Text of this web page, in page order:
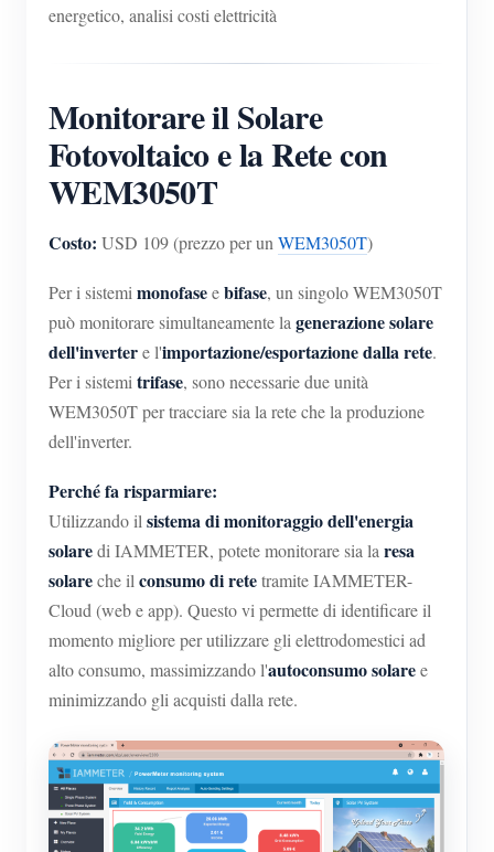
energetico, analisi costi elettricità
Monitorare il Solare
Fotovoltaico e la Rete con
WEM3050T
Costo: USD 109 (prezzo per unWEM3050T)
Per i sistemimonofaseebifase, un singolo WEM3050T
può monitorare simultaneamente lagenerazione solare
dell'invertere l'importazione/esportazione dalla rete.
Per i sistemitrifase, sono necessarie due unità
WEM3050T per tracciare sia la rete che la produzione
dell'inverter.
Perché fa risparmiare:
Utilizzando ilsistema di monitoraggio dell'energia
solaredi IAMMETER, potete monitorare sia laresa
solareche ilconsumo di retetramite IAMMETER-
Cloud (web e app). Questo vi permette di identificare il
momento migliore per utilizzare gli elettrodomestici ad
alto consumo, massimizzando l'autoconsumo solaree
minimizzando gli acquisti dalla rete.